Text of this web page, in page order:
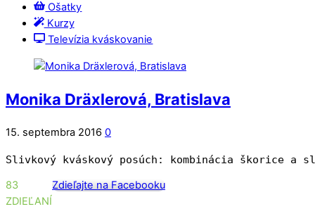
Ošatky
Kurzy
Televízia kváskovanie
Monika Dräxlerová, Bratislava
15. septembra 2016 0
Slivkový kváskový posúch: kombinácia škorice
83
ZDIEĽANÍ
Zdieľajte na Facebooku